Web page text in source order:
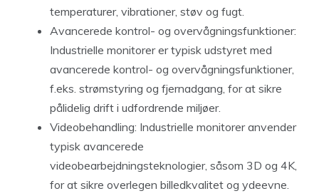
temperaturer, vibrationer, støv og fugt.
Avancerede kontrol- og overvågningsfunktioner:
Industrielle monitorer er typisk udstyret med
avancerede kontrol- og overvågningsfunktioner,
f.eks. strømstyring og fjernadgang, for at sikre
pålidelig drift i udfordrende miljøer.
Videobehandling: Industrielle monitorer anvender
typisk avancerede
videobearbejdningsteknologier, såsom 3D og 4K,
for at sikre overlegen billedkvalitet og ydeevne.